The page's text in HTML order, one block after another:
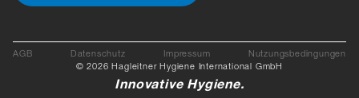
AGB Datenschutz Impressum
Nutzungsbedingungen
© 2026 Hagleitner Hygiene International GmbH
Innovative Hygiene.